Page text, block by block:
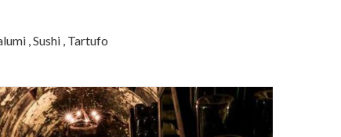
,Sushi , Tartufo